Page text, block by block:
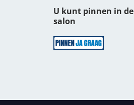
U kunt pinnen in de
salon